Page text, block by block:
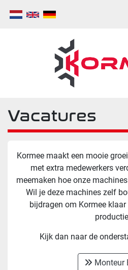
Vacatures
Kormee maakt een mooie
met extra medewerkers
meemaken hoe onze
Wil je deze machines zelf
bijdragen om Kormee
Kijk dan naar de
Monteur